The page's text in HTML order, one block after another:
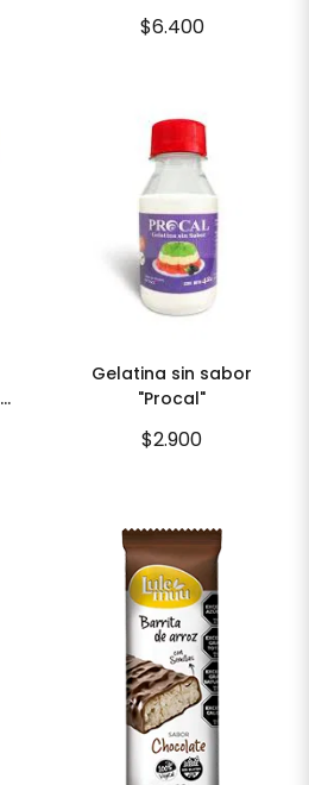
$6.400
Gelatina sin sabor
"Procal"
$2.900